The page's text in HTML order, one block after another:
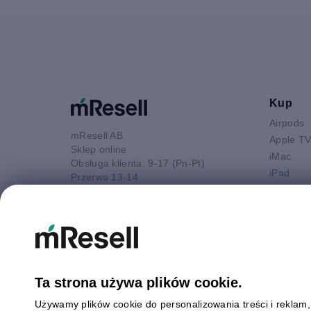
mResell AB
Sklep online
Obsługa klienta: 9-17 (Pn-Pt)
Przerwa 13-14
kontakt@mresell.pl
Kup
Airpods
Apple TV
iMac
iPad
Watch
Ta strona używa plików cookie.
Używamy plików cookie do personalizowania treści i